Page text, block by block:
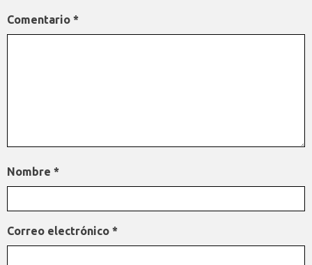
Comentario *
Nombre *
Correo electrónico *